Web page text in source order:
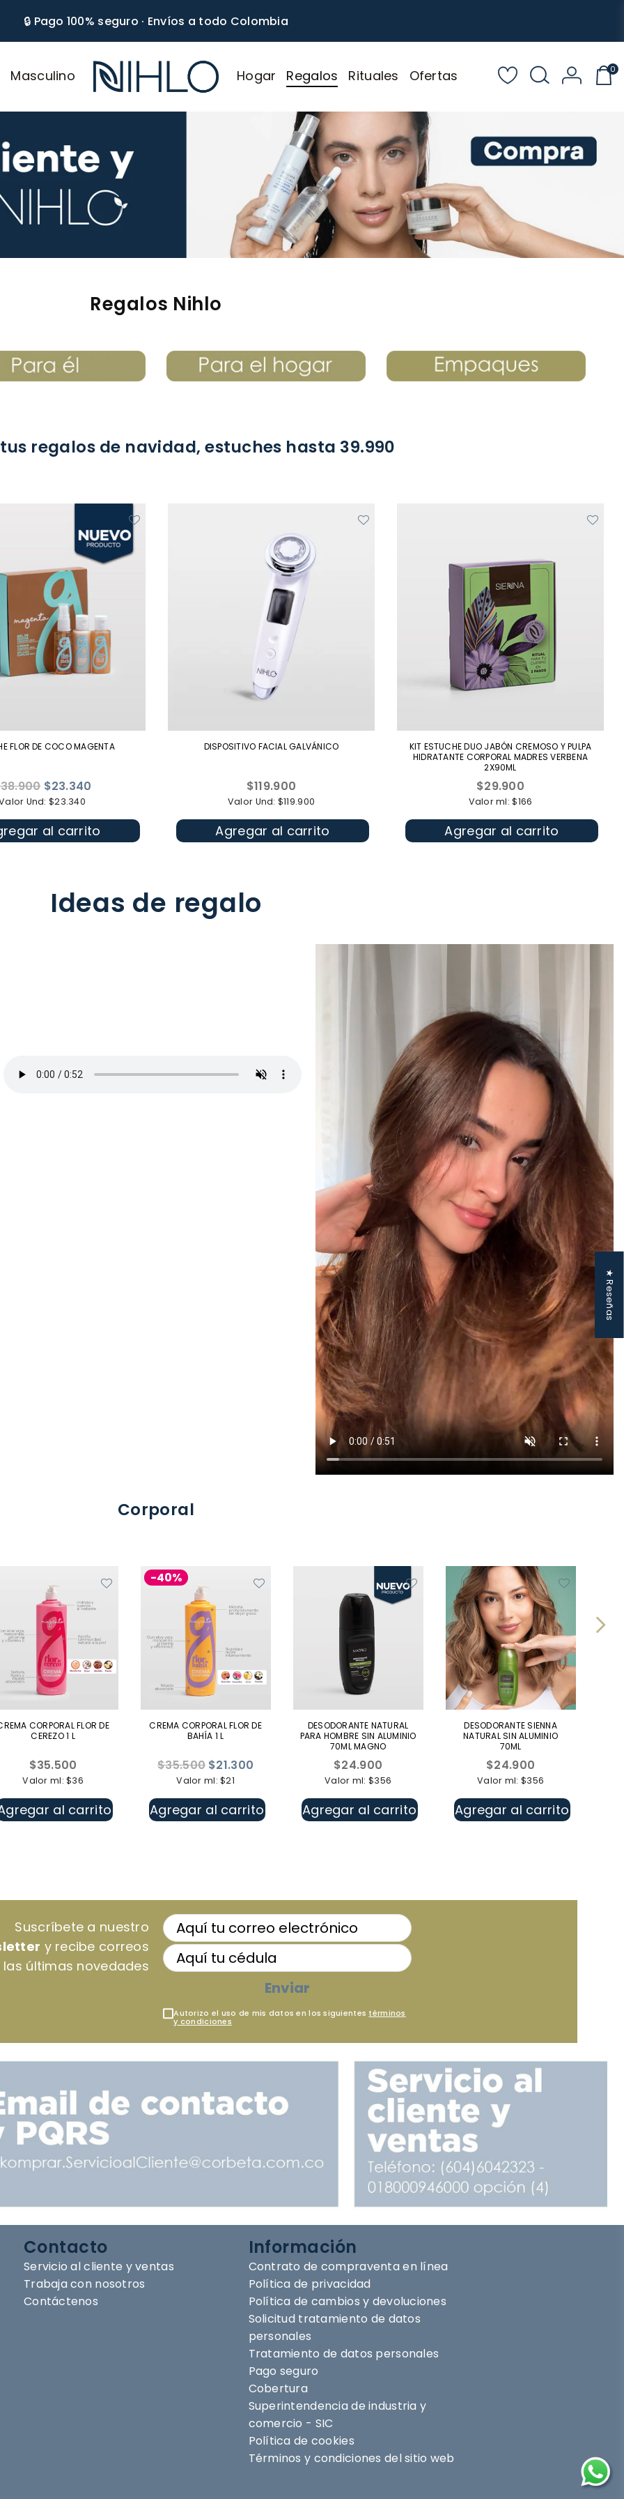
🔒 Pago 100% seguro · Envíos a todo Colombia
Masculino Hogar Regalos Rituales Ofertas 0
Regalos Nihlo
regalos de navidad, estuches hasta 39.990
FLOR DE COCO MAGENTA
$23.340
Und: $23.340
al carrito
DISPOSITIVO FACIAL GALVÁNICO
Precio
habitual
$119.900
Valor Und: $119.900
Agregar al carrito
KIT ESTUCHE DUO JABÓN CREMOSO Y PULPA
HIDRATANTE CORPORAL MADRES VERBENA
2X90ML
Precio
habitual
$29.900
Valor ml: $166
Agregar al carrito
Ideas de regalo
Corporal
CORPORAL FLOR DE
CEREZO 1 L
Precio
habitual
$35.500
Valor ml: $36
al carrito
-40%
CREMA CORPORAL FLOR DE
BAHÍA 1 L
Precio
habitual
$35.500 $21.300
Valor ml: $21
Agregar al carrito
DESODORANTE NATURAL
PARA HOMBRE SIN ALUMINIO
70ML MAGNO
Precio
habitual
$24.900
Valor ml: $356
Agregar al carrito
DESODORANTE SIENNA
NATURAL SIN ALUMINIO
70ML
Precio
habitual
$24.900
Valor ml: $356
Agregar al carrito
Suscríbete a nuestro
y recibe correos
las últimas novedades
Enviar
Autorizo el uso de mis datos en los siguientes términos
y condiciones
Contacto
Servicio al cliente y ventas
Trabaja con nosotros
Contáctenos
Información
Contrato de compraventa en línea
Política de privacidad
Política de cambios y devoluciones
Solicitud tratamiento de datos
personales
Tratamiento de datos personales
Pago seguro
Cobertura
Superintendencia de industria y
comercio - SIC
Política de cookies
Términos y condiciones del sitio web
★ Reseñas